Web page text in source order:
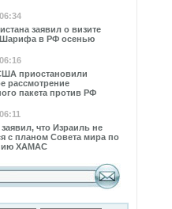
заявил о визите
в РФ осенью
приостановили
рассмотрение
пакета против РФ
что Израиль не
с планом Совета мира по
ХАМАС